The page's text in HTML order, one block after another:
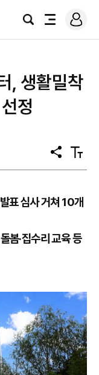
검
전
로
그
, 생활밀착
정
공
유
텍
스
기
표 심사 거쳐 10개
봄·집수리 교육 등